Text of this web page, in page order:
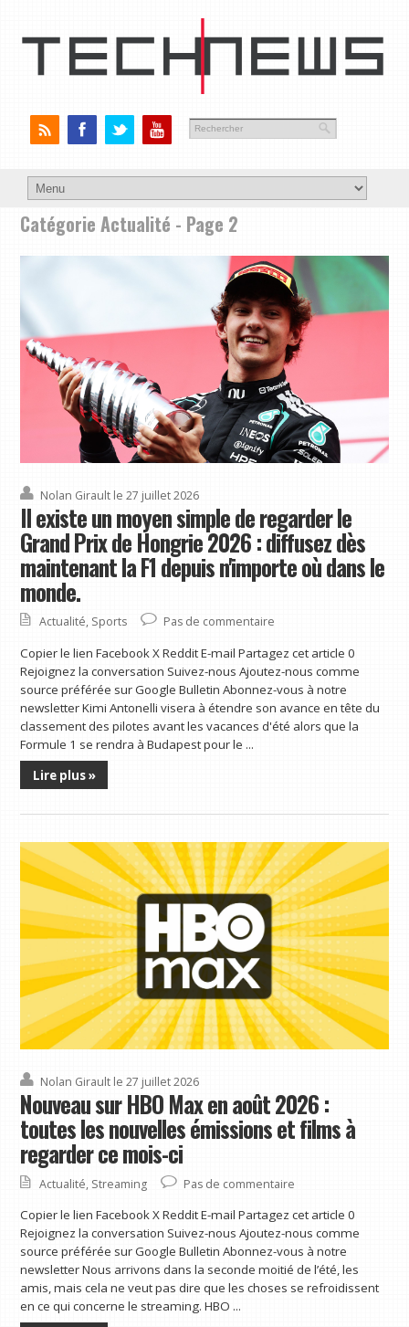
Catégorie Actualité - Page 2
Nolan Girault le 27 juillet 2026
Il existe un moyen simple de regarder le
Grand Prix de Hongrie 2026 : diffusez dès
maintenant la F1 depuis n'importe où dans le
monde.
Actualité, Sports Pas de commentaire
Copier le lien Facebook X Reddit E-mail Partagez cet article 0
Rejoignez la conversation Suivez-nous Ajoutez-nous comme
source préférée sur Google Bulletin Abonnez-vous à notre
newsletter Kimi Antonelli visera à étendre son avance en tête du
classement des pilotes avant les vacances d'été alors que la
Formule 1 se rendra à Budapest pour le ...
Lire plus »
Nolan Girault le 27 juillet 2026
Nouveau sur HBO Max en août 2026 :
toutes les nouvelles émissions et films à
regarder ce mois-ci
Actualité, Streaming Pas de commentaire
Copier le lien Facebook X Reddit E-mail Partagez cet article 0
Rejoignez la conversation Suivez-nous Ajoutez-nous comme
source préférée sur Google Bulletin Abonnez-vous à notre
newsletter Nous arrivons dans la seconde moitié de l’été, les
amis, mais cela ne veut pas dire que les choses se refroidissent
en ce qui concerne le streaming. HBO ...